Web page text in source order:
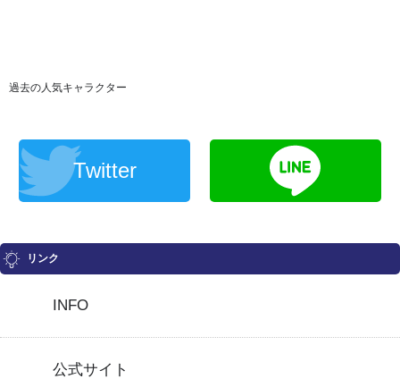
過去の人気キャラクター
Twitter
リンク
INFO
公式サイト